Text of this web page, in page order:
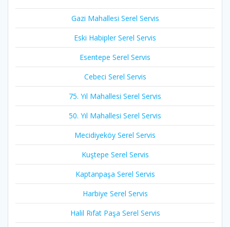
Gazi Mahallesi Serel Servis
Eski Habipler Serel Servis
Esentepe Serel Servis
Cebeci Serel Servis
75. Yıl Mahallesi Serel Servis
50. Yıl Mahallesi Serel Servis
Mecidiyeköy Serel Servis
Kuştepe Serel Servis
Kaptanpaşa Serel Servis
Harbiye Serel Servis
Halil Rıfat Paşa Serel Servis